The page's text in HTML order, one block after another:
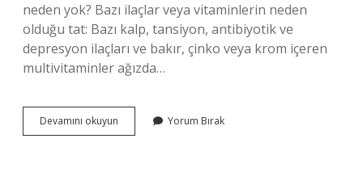
neden yok? Bazı ilaçlar veya vitaminlerin neden
olduğu tat: Bazı kalp, tansiyon, antibiyotik ve
depresyon ilaçları ve bakır, çinko veya krom içeren
multivitaminler ağızda…
Devamını okuyun Ağzımın
Tadı
Yorum Bırak